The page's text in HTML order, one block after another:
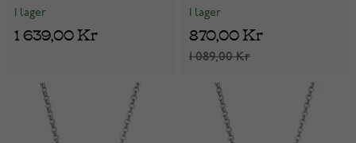
I lager
1 639,00 Kr
I lager
1 089,00 Kr
870,00 Kr